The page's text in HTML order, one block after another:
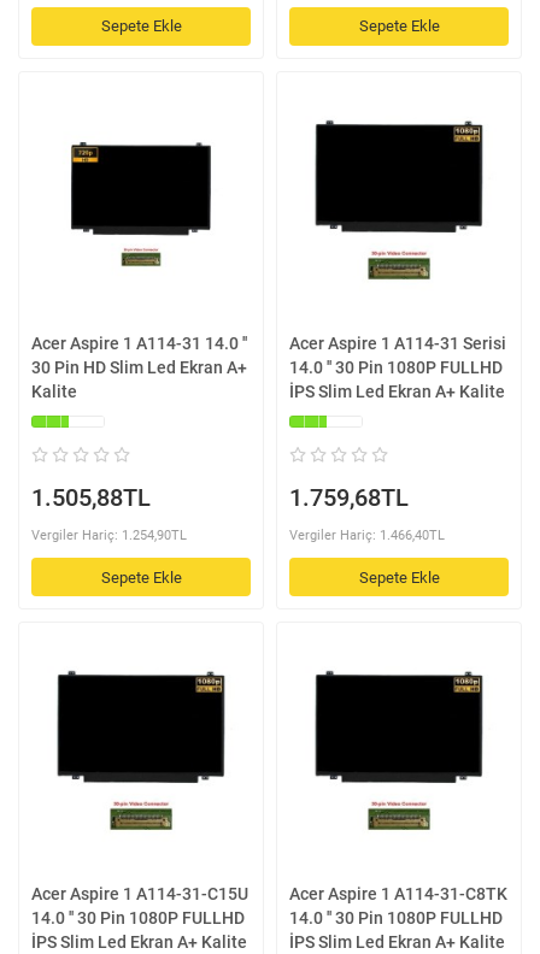
Sepete Ekle Sepete Ekle
Acer Aspire 1 A114-31 14.0 ''
30 Pin HD Slim Led Ekran A+
Kalite
1.505,88TL
Vergiler Hariç: 1.254,90TL
Sepete Ekle
Acer Aspire 1 A114-31 Serisi
14.0 '' 30 Pin 1080P FULLHD
İPS Slim Led Ekran A+ Kalite
1.759,68TL
Vergiler Hariç: 1.466,40TL
Sepete Ekle
Acer Aspire 1 A114-31-C15U
14.0 '' 30 Pin 1080P FULLHD
İPS Slim Led Ekran A+ Kalite
Acer Aspire 1 A114-31-C8TK
14.0 '' 30 Pin 1080P FULLHD
İPS Slim Led Ekran A+ Kalite